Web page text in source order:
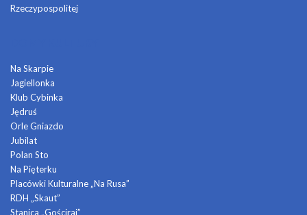
Rzeczypospolitej
Na Skarpie
Jagiellonka
Klub Cybinka
Jędruś
Orle Gniazdo
Jubilat
Polan Sto
Na Pięterku
Placówki Kulturalne „Na Rusa”
RDH „Skaut”
Stanica „Gościraj”